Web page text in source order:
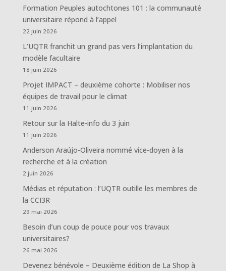
Formation Peuples autochtones 101 : la communauté
universitaire répond à l’appel
22 juin 2026
L’UQTR franchit un grand pas vers l’implantation du
modèle facultaire
18 juin 2026
Projet IMPACT – deuxième cohorte : Mobiliser nos
équipes de travail pour le climat
11 juin 2026
Retour sur la Halte-info du 3 juin
11 juin 2026
Anderson Araújo-Oliveira nommé vice-doyen à la
recherche et à la création
2 juin 2026
Médias et réputation : l’UQTR outille les membres de
la CCI3R
29 mai 2026
Besoin d’un coup de pouce pour vos travaux
universitaires?
26 mai 2026
Devenez bénévole – Deuxième édition de La Shop à